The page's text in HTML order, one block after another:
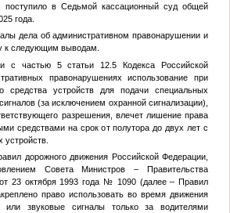
поступило в Седьмой кассационный суд общей
года.
дела об административном правонарушении и
к следующим выводам.
с частью 5 статьи 12.5 Кодекса Российской
правонарушениях использование при
средства устройств для подачи специальных
(за исключением охранной сигнализации),
разрешения, влечет лишение права
средствами на срок от полутора до двух лет с
устройств.
дорожного движения Российской Федерации,
Совета Министров – Правительства
23 октября 1993 года № 1090 (далее – Правил
право использовать во время движения
или звуковые сигналы только за водителями